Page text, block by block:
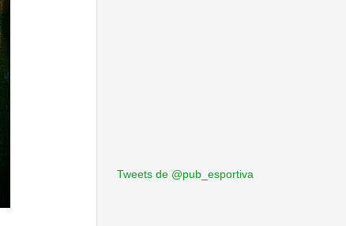
Tweets de @pub_esportiva